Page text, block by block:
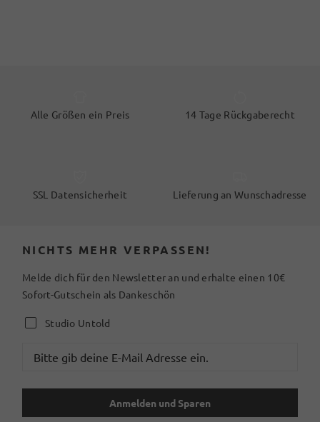
Alle Größen ein Preis 14 Tage Rückgaberecht
SSL Datensicherheit Lieferung an Wunschadresse
NICHTS MEHR VERPASSEN!
Melde dich für den Newsletter an und erhalte einen 10€
Sofort-Gutschein als Dankeschön
Studio Untold
Anmelden und Sparen